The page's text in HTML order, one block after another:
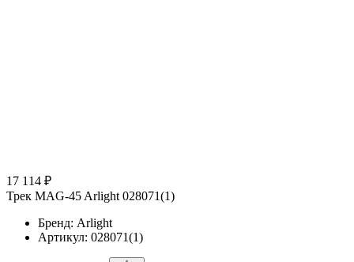
17 114 ₽
Трек MAG-45 Arlight 028071(1)
Бренд: Arlight
Артикул: 028071(1)